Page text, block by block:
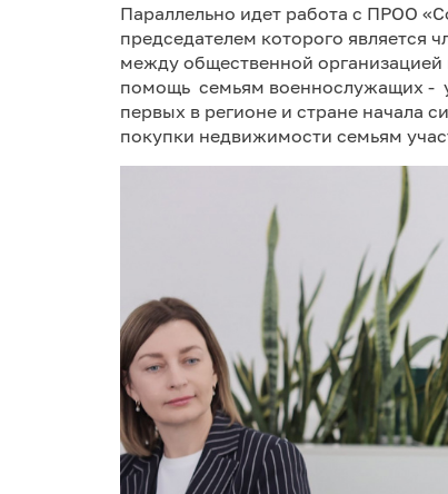
Параллельно идет работа с ПРОО
председателем которого является
между общественной
помощь семьям военнослужащих -
первых в регионе и стране начала
покупки недвижимости семьям